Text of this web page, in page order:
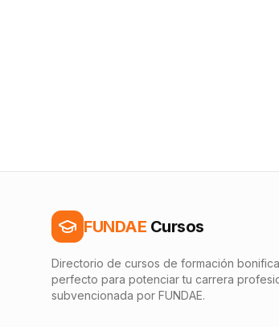
FUNDAE Cursos
Directorio de cursos de formación
perfecto para potenciar tu carrera
subvencionada por FUNDAE.